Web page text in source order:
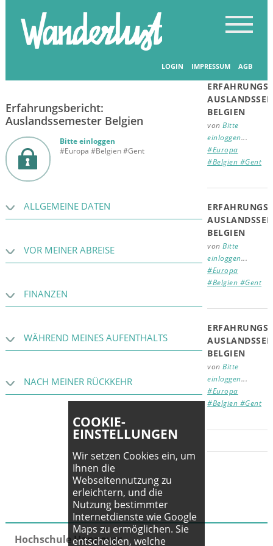
LOGIN IMPRESSUM AGB
Startseite - Erfahrungsberichte Erfahrungsberichte
Erfahrungsbericht:
Auslandssemester Belgien
Bitte einloggen
#Europa #Belgien #Gent
ALLGEMEINE DATEN
VOR MEINER ABREISE
FINANZEN
WÄHREND MEINES AUFENTHALTS
NACH MEINER RÜCKKEHR
Beiträge
BELGIEN
vonBitte
einloggen...
#Europa
#Belgien #Gent
BELGIEN
vonBitte
einloggen...
#Europa
#Belgien #Gent
BELGIEN
vonBitte
einloggen...
#Europa
#Belgien #Gent
Hochschule Hannover
COOKIE-
EINSTELLUNGEN
Wir setzen Cookies ein, um
Ihnen die
Webseitennutzung zu
erleichtern, und die
Nutzung bestimmter
Internetdienste wie Google
Maps zu ermöglichen. Sie
entscheiden, welche